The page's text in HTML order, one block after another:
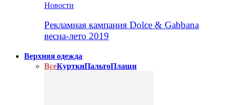
Новости
Рекламная кампания Dolce & Gabbana
весна-лето 2019
Верхняя одежда
ВсеКурткиПальтоПлащи